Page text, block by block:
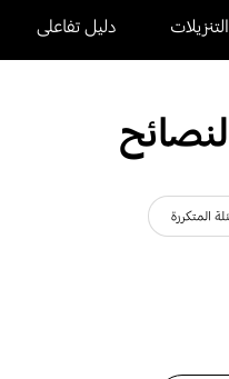
دليل تفاعلى
المتكررة